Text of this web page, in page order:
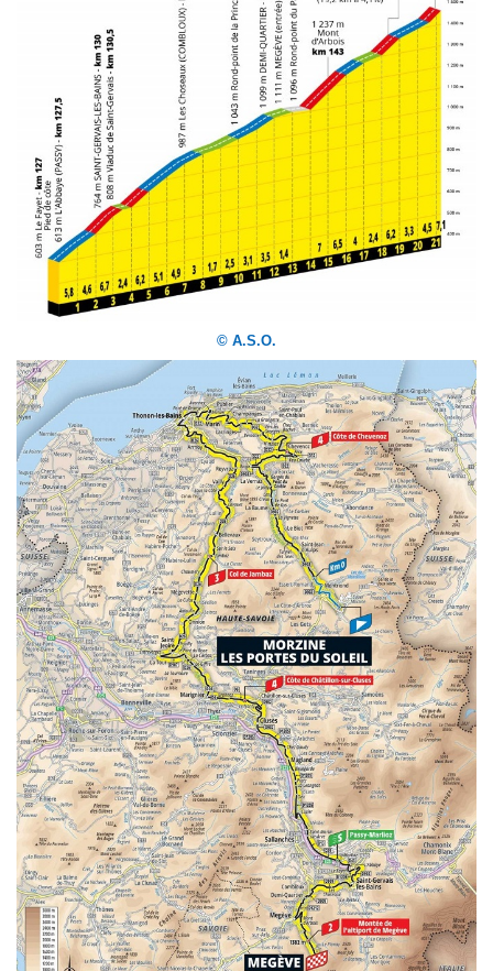
© A.S.O.